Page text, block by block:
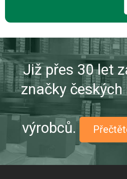
Již přes 30 let
značky
výrobců.